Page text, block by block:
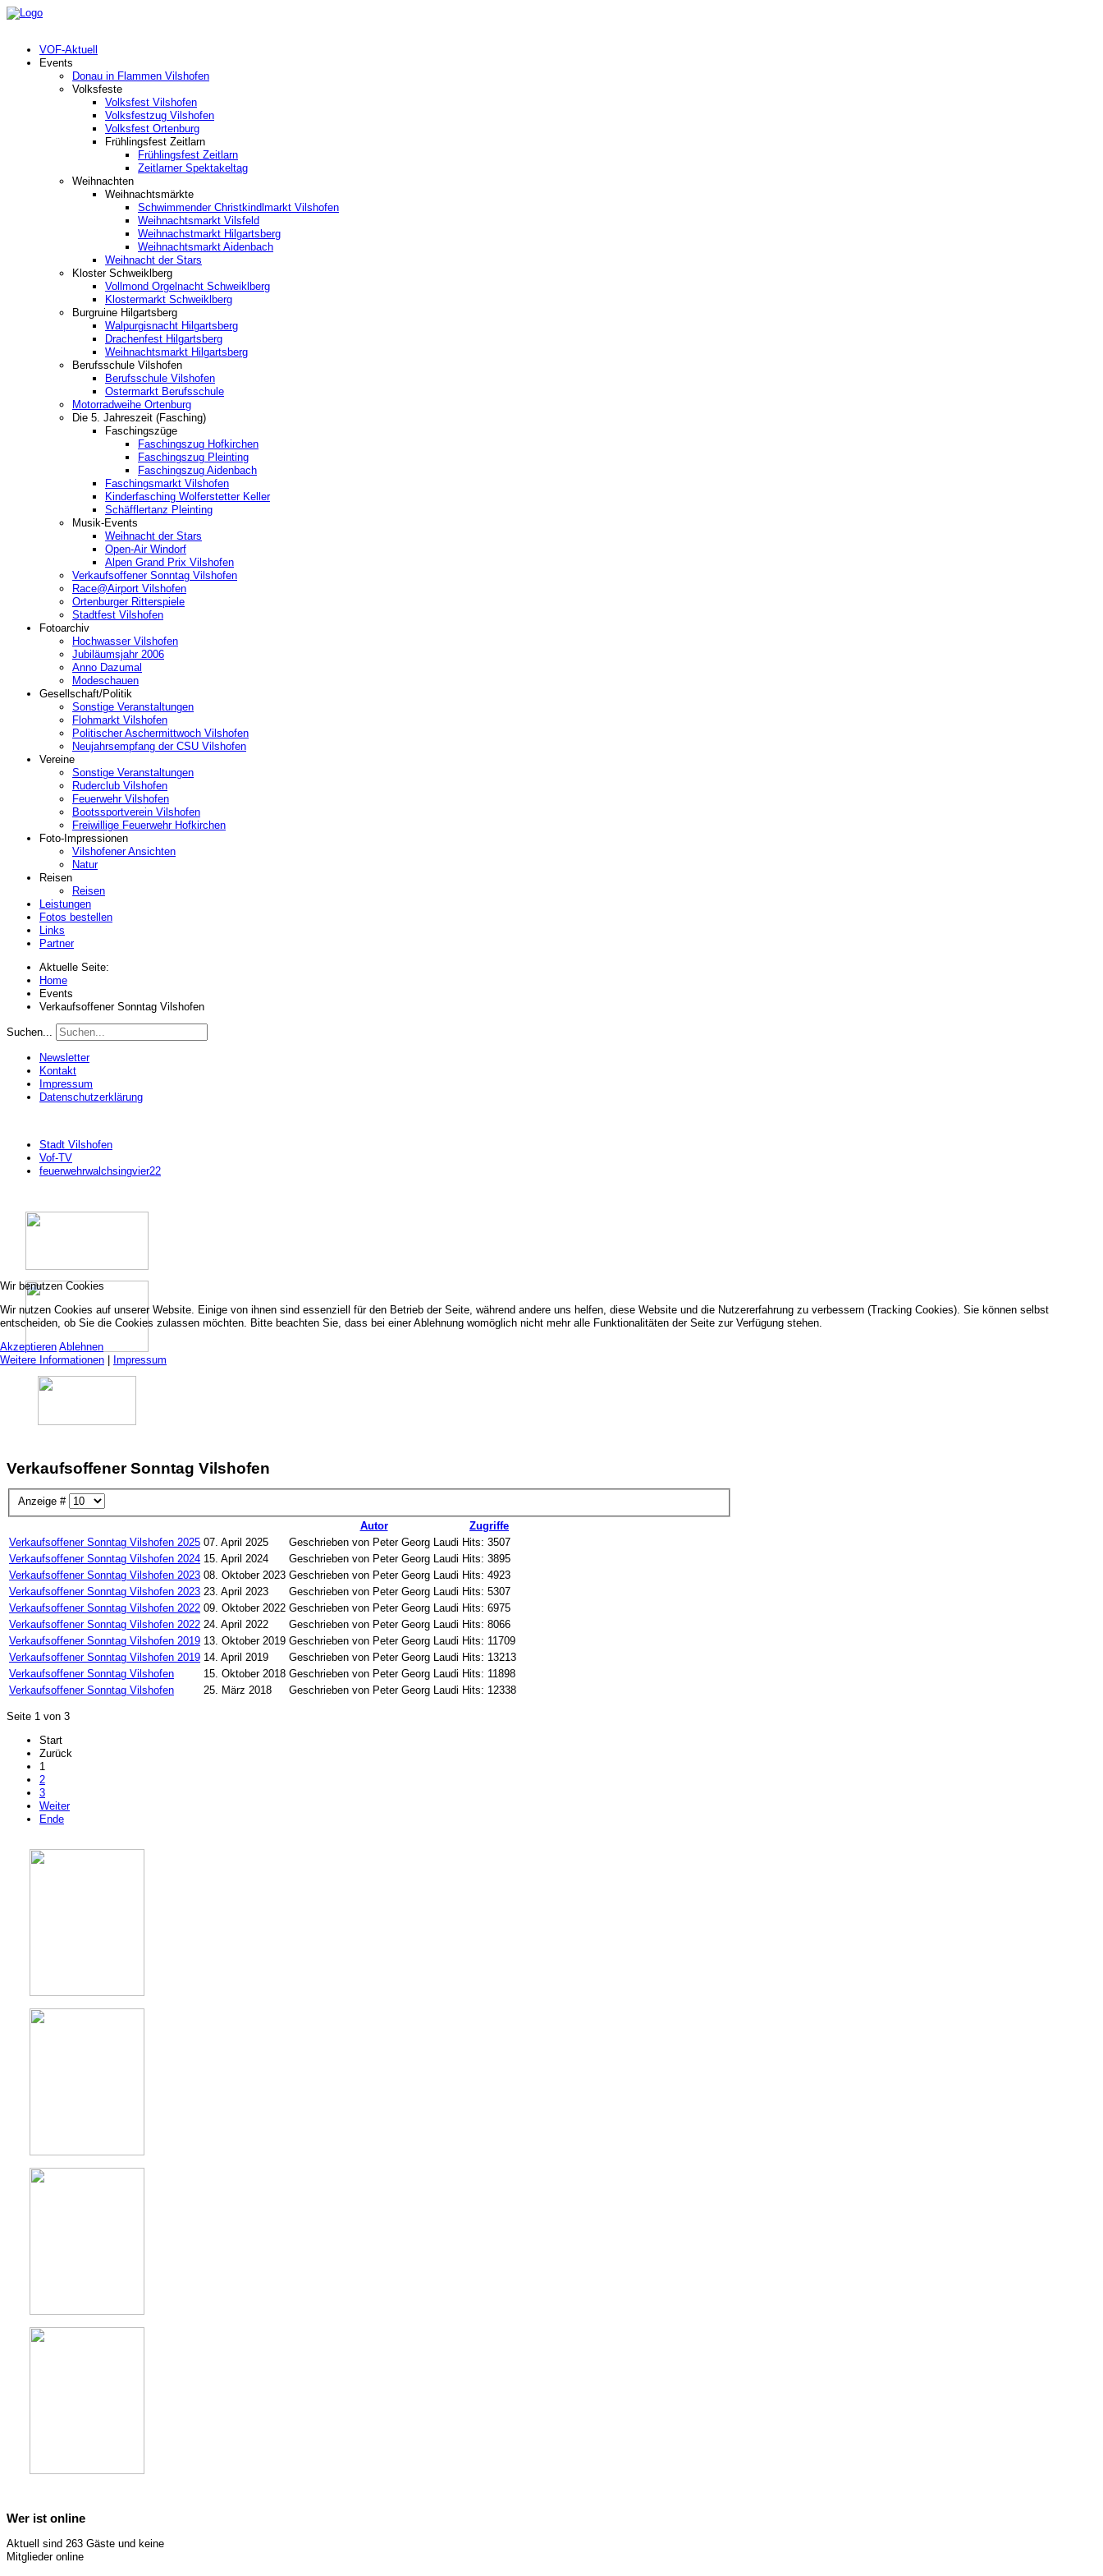
VOF-Aktuell
Events
Donau in Flammen Vilshofen
Volksfeste
Volksfest Vilshofen
Volksfestzug Vilshofen
Volksfest Ortenburg
Frühlingsfest Zeitlarn
Frühlingsfest Zeitlarn
Zeitlarner Spektakeltag
Weihnachten
Weihnachtsmärkte
Schwimmender Christkindlmarkt Vilshofen
Weihnachtsmarkt Vilsfeld
Weihnachstmarkt Hilgartsberg
Weihnachtsmarkt Aidenbach
Weihnacht der Stars
Kloster Schweiklberg
Vollmond Orgelnacht Schweiklberg
Klostermarkt Schweiklberg
Burgruine Hilgartsberg
Walpurgisnacht Hilgartsberg
Drachenfest Hilgartsberg
Weihnachtsmarkt Hilgartsberg
Berufsschule Vilshofen
Berufsschule Vilshofen
Ostermarkt Berufsschule
Motorradweihe Ortenburg
Die 5. Jahreszeit (Fasching)
Faschingszüge
Faschingszug Hofkirchen
Faschingszug Pleinting
Faschingszug Aidenbach
Faschingsmarkt Vilshofen
Kinderfasching Wolferstetter Keller
Schäfflertanz Pleinting
Musik-Events
Weihnacht der Stars
Open-Air Windorf
Alpen Grand Prix Vilshofen
Verkaufsoffener Sonntag Vilshofen
Race@Airport Vilshofen
Ortenburger Ritterspiele
Stadtfest Vilshofen
Fotoarchiv
Hochwasser Vilshofen
Jubiläumsjahr 2006
Anno Dazumal
Modeschauen
Gesellschaft/Politik
Sonstige Veranstaltungen
Flohmarkt Vilshofen
Politischer Aschermittwoch Vilshofen
Neujahrsempfang der CSU Vilshofen
Vereine
Sonstige Veranstaltungen
Ruderclub Vilshofen
Feuerwehr Vilshofen
Bootssportverein Vilshofen
Freiwillige Feuerwehr Hofkirchen
Foto-Impressionen
Vilshofener Ansichten
Natur
Reisen
Reisen
Leistungen
Fotos bestellen
Links
Partner
Aktuelle Seite:
Home
Events
Verkaufsoffener Sonntag Vilshofen
Suchen...
Newsletter
Kontakt
Impressum
Datenschutzerklärung
Stadt Vilshofen
Vof-TV
feuerwehrwalchsingvier22
Verkaufsoffener Sonntag Vilshofen
Anzeige #
Autor
Zugriffe
Verkaufsoffener Sonntag Vilshofen 2025 07. April 2025 Geschrieben von Peter Georg Laudi Hits: 3507
Verkaufsoffener Sonntag Vilshofen 2024 15. April 2024 Geschrieben von Peter Georg Laudi Hits: 3895
Verkaufsoffener Sonntag Vilshofen 2023 08. Oktober 2023 Geschrieben von Peter Georg Laudi Hits: 4923
Verkaufsoffener Sonntag Vilshofen 2023 23. April 2023 Geschrieben von Peter Georg Laudi Hits: 5307
Verkaufsoffener Sonntag Vilshofen 2022 09. Oktober 2022 Geschrieben von Peter Georg Laudi Hits: 6975
Verkaufsoffener Sonntag Vilshofen 2022 24. April 2022 Geschrieben von Peter Georg Laudi Hits: 8066
Verkaufsoffener Sonntag Vilshofen 2019 13. Oktober 2019 Geschrieben von Peter Georg Laudi Hits: 11709
Verkaufsoffener Sonntag Vilshofen 2019 14. April 2019 Geschrieben von Peter Georg Laudi Hits: 13213
Verkaufsoffener Sonntag Vilshofen
15. Oktober 2018 Geschrieben von Peter Georg Laudi Hits: 11898
Verkaufsoffener Sonntag Vilshofen
25. März 2018 Geschrieben von Peter Georg Laudi Hits: 12338
Seite 1 von 3
Start
Zurück
1
2
3
Weiter
Ende
Wer ist online
Aktuell sind 263 Gäste und keine
Mitglieder online
Wir benutzen Cookies
Wir nutzen Cookies auf unserer Website. Einige von ihnen sind essenziell für den Betrieb der Seite, während andere uns helfen, diese Website und die Nutzererfahrung zu verbessern (Tracking Cookies). Sie können selbst
entscheiden, ob Sie die Cookies zulassen möchten. Bitte beachten Sie, dass bei einer Ablehnung womöglich nicht mehr alle Funktionalitäten der Seite zur Verfügung stehen.
Akzeptieren Ablehnen
Weitere Informationen
Impressum